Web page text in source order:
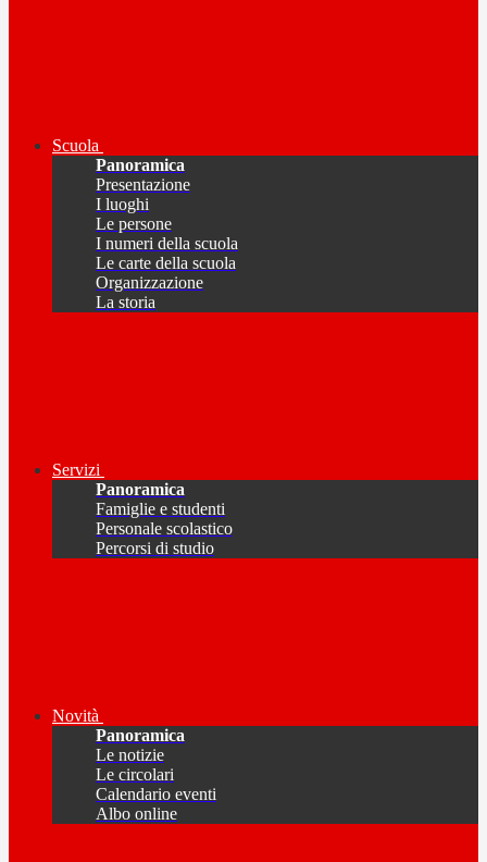
Scuola
Panoramica
Presentazione
I luoghi
Le persone
I numeri della scuola
Le carte della scuola
Organizzazione
La storia
Servizi
Panoramica
Famiglie e studenti
Personale scolastico
Percorsi di studio
Novità
Panoramica
Le notizie
Le circolari
Calendario eventi
Albo online